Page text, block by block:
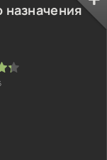
назначения